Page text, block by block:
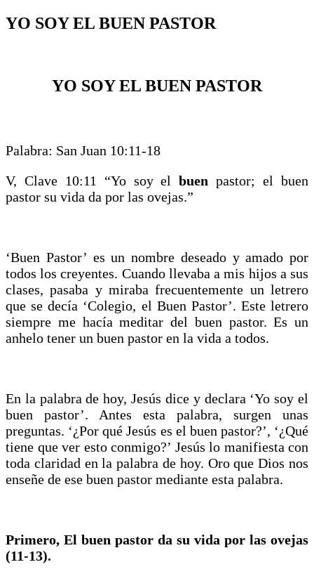
YO SOY EL BUEN PASTOR
YO SOY EL BUEN PASTOR
Palabra: San Juan 10:11-18
V, Clave 10:11 “Yo soy elbuenpastor; el buen
pastor su vida da por las ovejas.”
‘Buen Pastor’ es un nombre deseado y amado por
todos los creyentes. Cuando llevaba a mis hijos a sus
clases, pasaba y miraba frecuentemente un letrero
que se decía ‘Colegio, el Buen Pastor’. Este letrero
siempre me hacía meditar del buen pastor. Es un
anhelo tener un buen pastor en la vida a todos.
En la palabra de hoy, Jesús dice y declara ‘Yo soy el
buen pastor’. Antes esta palabra, surgen unas
preguntas. ‘¿Por qué Jesús es el buen pastor?’, ‘¿Qué
tiene que ver esto conmigo?’ Jesús lo manifiesta con
toda claridad en la palabra de hoy. Oro que Dios nos
enseñe de ese buen pastor mediante esta palabra.
Primero, El buen pastor da su vida por las ovejas
(11-13).